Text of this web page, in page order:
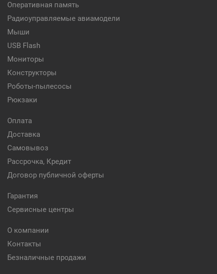
Оперативная память
Радиоуправляемые авиамодели
Мыши
USB Flash
Мониторы
Конструкторы
Роботы-пылесосы
Рюкзаки
Оплата
Доставка
Самовывоз
Рассрочка, Кредит
Договор публичной оферты
Гарантия
Сервисные центры
О компании
Контакты
Безналичные продажи